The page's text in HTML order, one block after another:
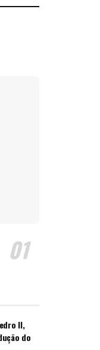
II,
do